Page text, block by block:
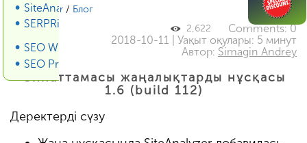
SiteAnalyzer SEO Tools
SERPRiver SERP Scraper
SEO Wiki
SEO Promotion
SiteAnalyzer / Блог
Comments: 0
2,622
2018-10-11 | Уақыт оқулары: 5 минут
Автор: Simagin Andrey
Сипаттамасы жаңалықтарды нұсқасы
1.6 (build 112)
Деректерді сүзу